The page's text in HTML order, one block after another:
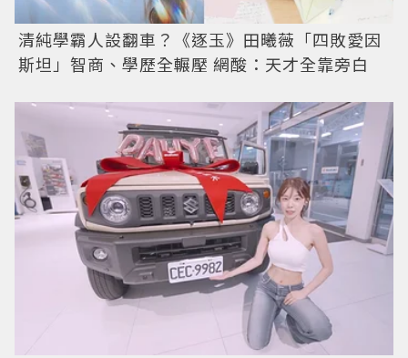
清純學霸人設翻車？《逐玉》田曦薇「四敗愛因
斯坦」智商、學歷全輾壓 網酸：天才全靠旁白